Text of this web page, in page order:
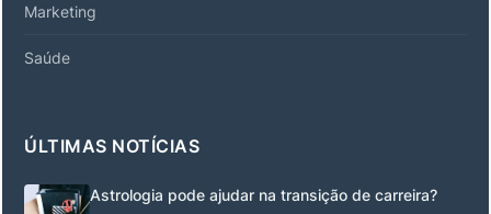
Marketing
Saúde
ÚLTIMAS NOTÍCIAS
Astrologia pode ajudar na transição de carreira?